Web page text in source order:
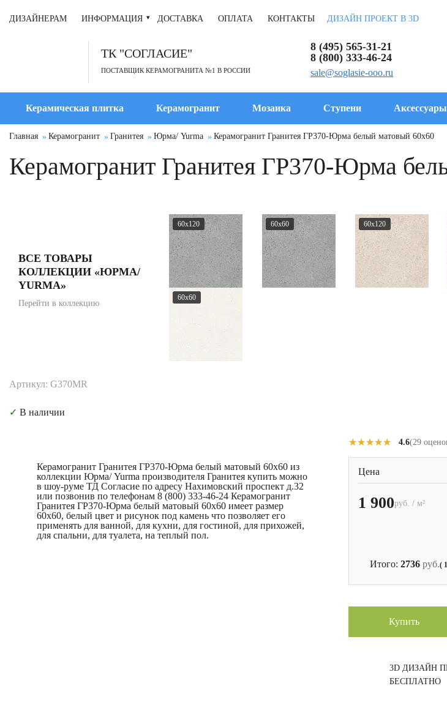
ДИЗАЙНЕРАМ ИНФОРМАЦИЯ ДОСТАВКА ОПЛАТА КОНТАКТЫ ДИЗАЙН ПРОЕКТ В 3D
ТК "СОГЛАСИЕ"
ПОСТАВЩИК КЕРАМОГРАНИТА №1 В РОССИИ
8 (495) 565-31-21
8 (800) 333-46-24
sale@soglasie-ooo.ru
Керамическая плитка Керамогранит Мозаика Ступени Аксессуары
Главная Керамогранит Гранитея Юрма/ Yurma Керамогранит Гранитея ГР370-Юрма белый матовый 60x60
Керамогранит Гранитея ГР370-Юрма
ВСЕ ТОВАРЫ
КОЛЛЕКЦИИ «ЮРМА/
YURMA»
Перейти в коллекцию
60x120 60x60 60x120
60x60
Артикул: G370MR
✓ В наличии
Керамогранит Гранитея ГР370-Юрма белый матовый 60x60 из
коллекции Юрма/ Yurma производителя Гранитея купить можно
в шоу-руме ТД Согласие по адресу Нахимовский проспект д.32
или позвонив по телефонам 8 (800) 333-46-24 Керамогранит
Гранитея ГР370-Юрма белый матовый 60x60 имеет размер
60x60, белый цвет и рисунок под камень что позволяет его
применять для ванной, для кухни, для гостиной, для прихожей,
для спальни, для туалета, на теплый пол.
★★★★★
★★★★★ 4.6(29
Цена
1 900руб. / м²
Итого: 2736 руб.(
Купить
3D ДИЗАЙН
БЕСПЛАТНО